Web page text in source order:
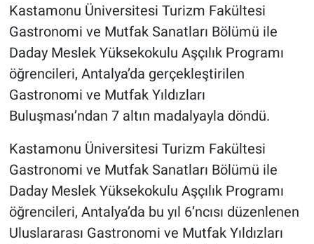
Kastamonu Üniversitesi Turizm Fakültesi
Gastronomi ve Mutfak Sanatları Bölümü ile
Daday Meslek Yüksekokulu Aşçılık Programı
öğrencileri, Antalya’da gerçekleştirilen
Gastronomi ve Mutfak Yıldızları
Buluşması’ndan 7 altın madalyayla döndü.
Kastamonu Üniversitesi Turizm Fakültesi
Gastronomi ve Mutfak Sanatları Bölümü ile
Daday Meslek Yüksekokulu Aşçılık Programı
öğrencileri, Antalya’da bu yıl 6’ncısı düzenlenen
Uluslararası Gastronomi ve Mutfak Yıldızları